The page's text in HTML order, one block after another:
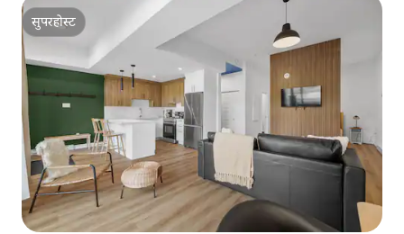
सुपरहोस्ट
सुपरहोस्ट